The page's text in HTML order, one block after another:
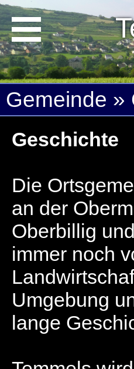
Gemeinde »
Geschichte
Die
an der
Oberbillig
immer noch
Umgebung
lange